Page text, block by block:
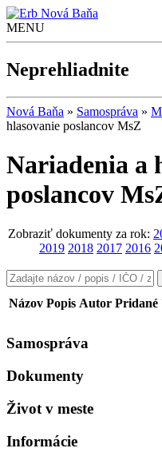
Nová Baňa
MENU
Neprehliadnite
Nová Baňa » Samospráva »
hlasovanie poslancov MsZ
Nariadenia a
poslancov
Zobraziť dokumenty za rok:
2019 2018 2017 2016
Názov Popis Autor Pridané
Samospráva
Dokumenty
Život v meste
Informácie